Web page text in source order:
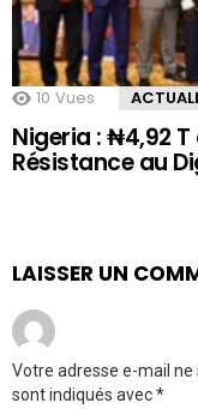
10 Vues
Nigeria : ₦4,92
Résistance au
LAISSER UN
Votre adresse e-mail ne
sont indiqués avec*